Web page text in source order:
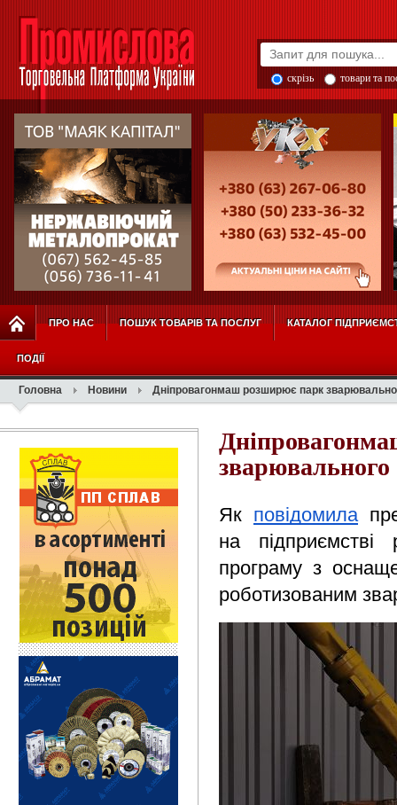
скрізь товари та
ПРО НАС ПОШУК ТОВАРІВ ТА ПОСЛУГ КАТАЛОГ
ПОДІЇ
Головна Новини Дніпровагонмаш розширює парк
Як повідомила
на підприємстві
програму з
роботизованим